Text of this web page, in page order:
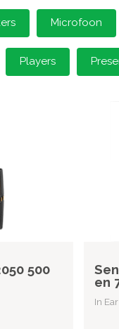
Microfoon
Players
500
en
In